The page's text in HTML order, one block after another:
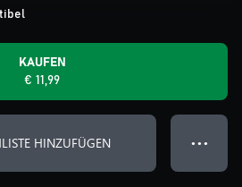
KAUFEN
€ 11,99
HINZUFÜGEN ● ● ●